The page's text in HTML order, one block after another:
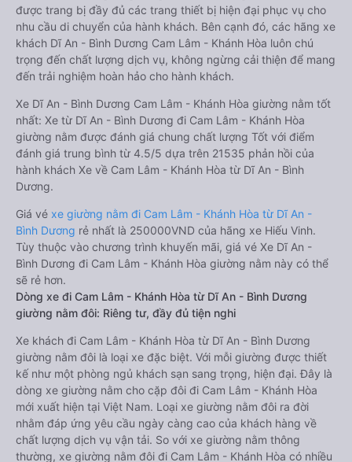
được trang bị đầy đủ các trang thiết bị hiện đại phục vụ cho
nhu cầu di chuyển của hành khách. Bên cạnh đó, các hãng xe
khách Dĩ An - Bình Dương Cam Lâm - Khánh Hòa luôn chú
trọng đến chất lượng dịch vụ, không ngừng cải thiện để mang
đến trải nghiệm hoàn hảo cho hành khách.
Xe Dĩ An - Bình Dương Cam Lâm - Khánh Hòa giường nằm tốt
nhất: Xe từ Dĩ An - Bình Dương đi Cam Lâm - Khánh Hòa
giường nằm được đánh giá chung chất lượng Tốt với điểm
đánh giá trung bình từ 4.5/5 dựa trên 21535 phản hồi của
hành khách Xe về Cam Lâm - Khánh Hòa từ Dĩ An - Bình
Dương.
Giá vé xe giường nằm đi Cam Lâm - Khánh Hòa từ Dĩ An -
Bình Dương rẻ nhất là 250000VND của hãng xe Hiếu Vinh.
Tùy thuộc vào chương trình khuyến mãi, giá vé Xe Dĩ An -
Bình Dương đi Cam Lâm - Khánh Hòa giường nằm này có thể
sẽ rẻ hơn.
Dòng xe đi Cam Lâm - Khánh Hòa từ Dĩ An - Bình Dương
giường nằm đôi: Riêng tư, đầy đủ tiện nghi
Xe khách đi Cam Lâm - Khánh Hòa từ Dĩ An - Bình Dương
giường nằm đôi là loại xe đặc biệt. Với mỗi giường được thiết
kế như một phòng ngủ khách sạn sang trọng, hiện đại. Đây là
dòng xe giường nằm cho cặp đôi đi Cam Lâm - Khánh Hòa
mới xuất hiện tại Việt Nam. Loại xe giường nằm đôi ra đời
nhằm đáp ứng yêu cầu ngày càng cao của khách hàng về
chất lượng dịch vụ vận tải. So với xe giường nằm thông
thường, xe giường nằm đôi đi Cam Lâm - Khánh Hòa có nhiều